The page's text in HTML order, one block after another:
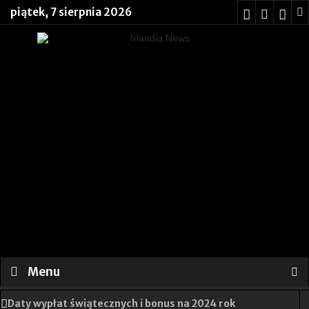
piątek, 7 sierpnia 2026
Menu
Daty wypłat świątecznych i bonus na 2024 rok